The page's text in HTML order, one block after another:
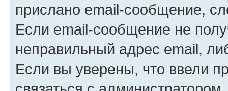
прислано email-сообщение,
Если email-сообщение не
неправильный адрес email,
Если вы уверены, что ввели